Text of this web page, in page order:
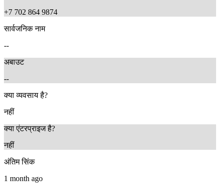
+7 702 864 9874
सार्वजनिक नाम
--
अबाउट
--
क्या व्यवसाय है?
नहीं
क्या एंटरप्राइज है?
नहीं
अंतिम सिंक
1 month ago